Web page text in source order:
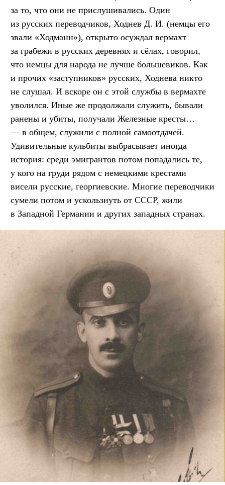
за то, что они не прислушивались. Один
из русских переводчиков, Ходнев Д. И. (немцы его
звали «Ходманн»), открыто осуждал вермахт
за грабежи в русских деревнях и сёлах, говорил,
что немцы для народа не лучше большевиков. Как
и прочих «заступников» русских, Ходнева никто
не слушал. И вскоре он с этой службы в вермахте
уволился. Иные же продолжали служить, бывали
ранены и убиты, получали Железные кресты…
— в общем, служили с полной самоотдачей.
Удивительные кульбиты выбрасывает иногда
история: среди эмигрантов потом попадались те,
у кого на груди рядом с немецкими крестами
висели русские, георгиевские. Многие переводчики
сумели потом и ускользнуть от СССР, жили
в Западной Германии и других западных странах.